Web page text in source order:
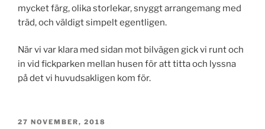
mycket färg, olika storlekar, snyggt arrangemang med
träd, och väldigt simpelt egentligen.
När vi var klara med sidan mot bilvägen gick vi runt och
in vid fickparken mellan husen för att titta och lyssna
på det vi huvudsakligen kom för.
PUBLICERAT
27 NOVEMBER, 2018